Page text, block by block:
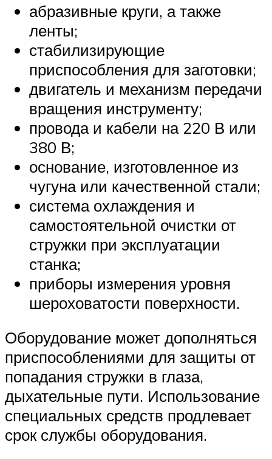
абразивные круги, а также
ленты;
стабилизирующие
приспособления для заготовки;
двигатель и механизм передачи
вращения инструменту;
провода и кабели на 220 В или
380 В;
основание, изготовленное из
чугуна или качественной стали;
система охлаждения и
самостоятельной очистки от
стружки при эксплуатации
станка;
приборы измерения уровня
шероховатости поверхности.
Оборудование может дополняться
приспособлениями для защиты от
попадания стружки в глаза,
дыхательные пути. Использование
специальных средств продлевает
срок службы оборудования.